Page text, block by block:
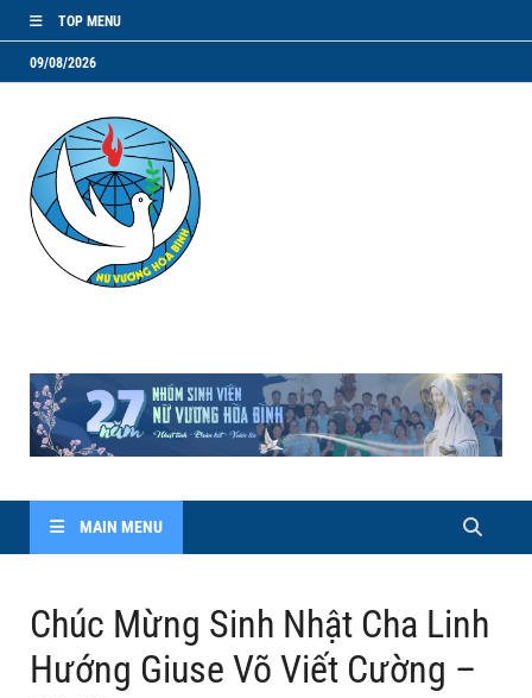
TOP MENU
09/08/2026
MAIN MENU
Chúc Mừng Sinh Nhật Cha Linh
Hướng Giuse Võ Viết Cường –